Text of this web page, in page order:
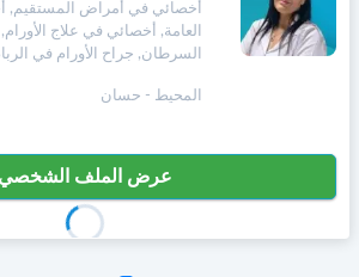
أخصائي في أمراض المستقيم,
العامة, أخصائي في علاج
السرطان, جراح الأورام في
المحيط - حسان
عرض الملف الشخصي